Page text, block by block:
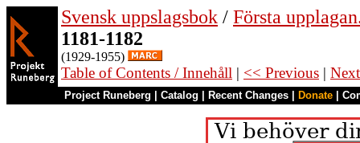
Svensk uppslagsbok / Första
1181-1182
(1929-1955)
Table of Contents / Innehåll | << Previous |
Project Runeberg Catalog Recent Changes Donate